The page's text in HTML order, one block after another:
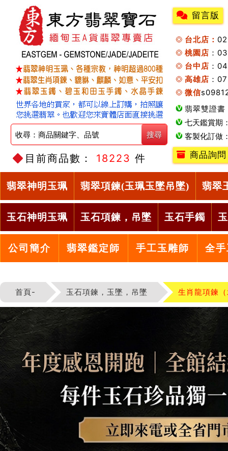
目前商品數： 18223 件
留言版
台北店：
桃園店 ：
台中店 ：
高雄店 ：
微信
翡翠雙證書
七天鑑賞期
客製化訂做
商品詢問
翡翠神明玉珮 翡翠項鍊(玉珮玉墜吊墜) 翡翠
玉石神明玉珮 玉石項鍊，吊墜 玉石手鐲
公司簡介 翡翠鑑定師 手工玉雕師 全
首頁- 玉石項鍊，玉墜，吊墜 生肖龍項鍊